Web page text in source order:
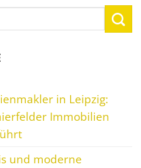
in Leipzig:
Immobilien
und moderne